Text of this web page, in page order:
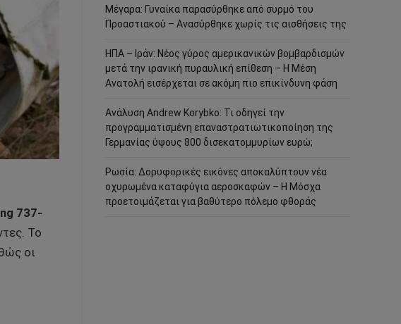
737-
Το
οι
Μέγαρα: Γυναίκα παρασύρθηκε από συρμό του
Προαστιακού – Ανασύρθηκε χωρίς τις αισθήσεις της
ΗΠΑ – Ιράν: Νέος γύρος αμερικανικών βομβαρδισμών
μετά την ιρανική πυραυλική επίθεση – Η Μέση
Ανατολή εισέρχεται σε ακόμη πιο επικίνδυνη φάση
Ανάλυση Andrew Korybko: Τι οδηγεί την
προγραμματισμένη επαναστρατιωτικοποίηση της
Γερμανίας ύψους 800 δισεκατομμυρίων ευρώ;
Ρωσία: Δορυφορικές εικόνες αποκαλύπτουν νέα
οχυρωμένα καταφύγια αεροσκαφών – Η Μόσχα
προετοιμάζεται για βαθύτερο πόλεμο φθοράς